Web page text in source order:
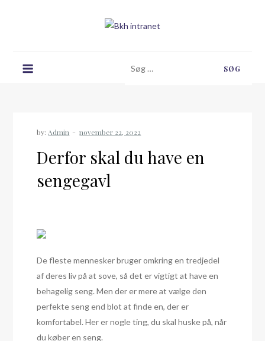
efter:
by:Admin
Derfor skal du have en
sengegavl
De fleste mennesker bruger omkring en tredjedel
af deres liv på at sove, så det er vigtigt at have en
behagelig seng. Men der er mere at vælge den
perfekte seng end blot at finde en, der er
komfortabel. Her er nogle ting, du skal huske på, når
du køber en seng.